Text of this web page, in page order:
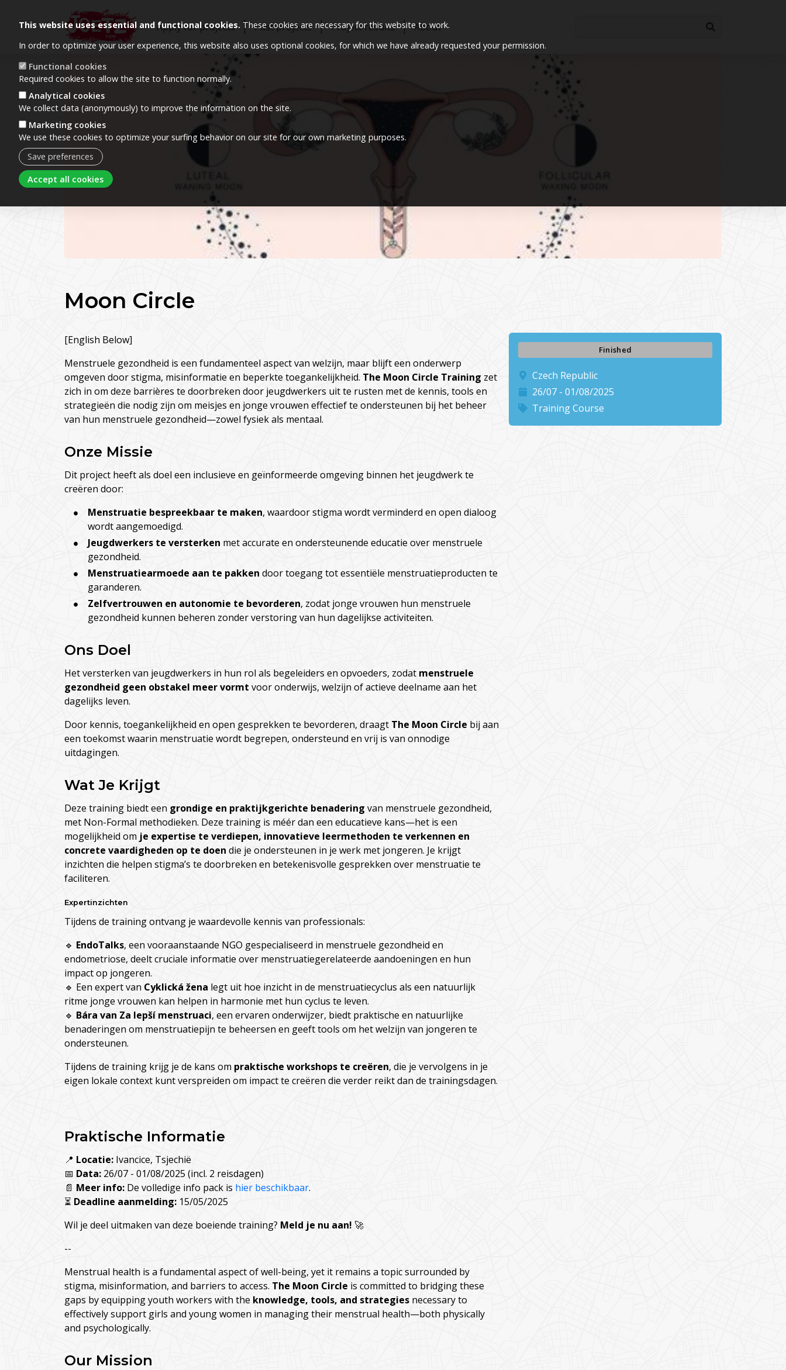
This website uses essential and functional cookies. These cookies are necessary for this website to work.
In order to optimize your user experience, this website also uses optional cookies, for which we have already requested your permission.
Functional cookies
Required cookies to allow the site to function normally.
Analytical cookies
We collect data (anonymously) to improve the information on the site.
Marketing cookies
We use these cookies to optimize your surfing behavior on our site for our own marketing purposes.
Save preferences
Accept all cookies
Apply for projects Past projects Project results About
Image
Moon Circle
Finished
Czech Republic
26/07 - 01/08/2025
Training Course
[English Below]
Menstruele gezondheid is een fundamenteel aspect van welzijn, maar blijft een onderwerp
omgeven door stigma, misinformatie en beperkte toegankelijkheid. The Moon Circle Training zet
zich in om deze barrières te doorbreken door jeugdwerkers uit te rusten met de kennis, tools en
strategieën die nodig zijn om meisjes en jonge vrouwen effectief te ondersteunen bij het beheer
van hun menstruele gezondheid—zowel fysiek als mentaal.
Onze Missie
Dit project heeft als doel een inclusieve en geïnformeerde omgeving binnen het jeugdwerk te
creëren door:
Menstruatie bespreekbaar te maken, waardoor stigma wordt verminderd en open dialoog
wordt aangemoedigd.
Jeugdwerkers te versterken met accurate en ondersteunende educatie over menstruele
gezondheid.
Menstruatiearmoede aan te pakken door toegang tot essentiële menstruatieproducten te
garanderen.
Zelfvertrouwen en autonomie te bevorderen, zodat jonge vrouwen hun menstruele
gezondheid kunnen beheren zonder verstoring van hun dagelijkse activiteiten.
Ons Doel
Het versterken van jeugdwerkers in hun rol als begeleiders en opvoeders, zodat menstruele
gezondheid geen obstakel meer vormt voor onderwijs, welzijn of actieve deelname aan het
dagelijks leven.
Door kennis, toegankelijkheid en open gesprekken te bevorderen, draagt The Moon Circle bij aan
een toekomst waarin menstruatie wordt begrepen, ondersteund en vrij is van onnodige
uitdagingen.
Wat Je Krijgt
Deze training biedt een grondige en praktijkgerichte benadering van menstruele gezondheid,
met Non-Formal methodieken. Deze training is méér dan een educatieve kans—het is een
mogelijkheid om je expertise te verdiepen, innovatieve leermethoden te verkennen en
concrete vaardigheden op te doen die je ondersteunen in je werk met jongeren. Je krijgt
inzichten die helpen stigma’s te doorbreken en betekenisvolle gesprekken over menstruatie te
faciliteren.
Expertinzichten
Tijdens de training ontvang je waardevolle kennis van professionals:
🔹 EndoTalks, een vooraanstaande NGO gespecialiseerd in menstruele gezondheid en
endometriose, deelt cruciale informatie over menstruatiegerelateerde aandoeningen en hun
impact op jongeren.
🔹 Een expert van Cyklická žena legt uit hoe inzicht in de menstruatiecyclus als een natuurlijk
ritme jonge vrouwen kan helpen in harmonie met hun cyclus te leven.
🔹 Bára van Za lepší menstruaci, een ervaren onderwijzer, biedt praktische en natuurlijke
benaderingen om menstruatiepijn te beheersen en geeft tools om het welzijn van jongeren te
ondersteunen.
Tijdens de training krijg je de kans om praktische workshops te creëren, die je vervolgens in je
eigen lokale context kunt verspreiden om impact te creëren die verder reikt dan de trainingsdagen.
Praktische Informatie
📍 Locatie: Ivancice, Tsjechië
📅 Data: 26/07 - 01/08/2025 (incl. 2 reisdagen)
📄 Meer info: De volledige info pack is hier beschikbaar.
⏳ Deadline aanmelding: 15/05/2025
Wil je deel uitmaken van deze boeiende training? Meld je nu aan! 🚀
--
Menstrual health is a fundamental aspect of well-being, yet it remains a topic surrounded by
stigma, misinformation, and barriers to access. The Moon Circle is committed to bridging these
gaps by equipping youth workers with the knowledge, tools, and strategies necessary to
effectively support girls and young women in managing their menstrual health—both physically
and psychologically.
Our Mission